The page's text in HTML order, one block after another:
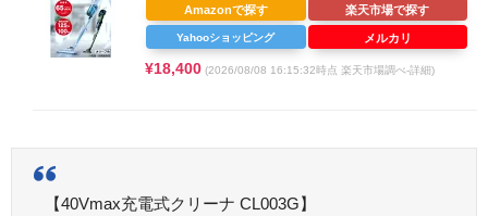
¥18,400 (2026/08/08 16:15:32時点 楽天市場調べ-詳細)
Amazonで探す 楽天市場で探す
Yahooショッピング メルカリ
【40Vmax充電式クリーナ CL003G】